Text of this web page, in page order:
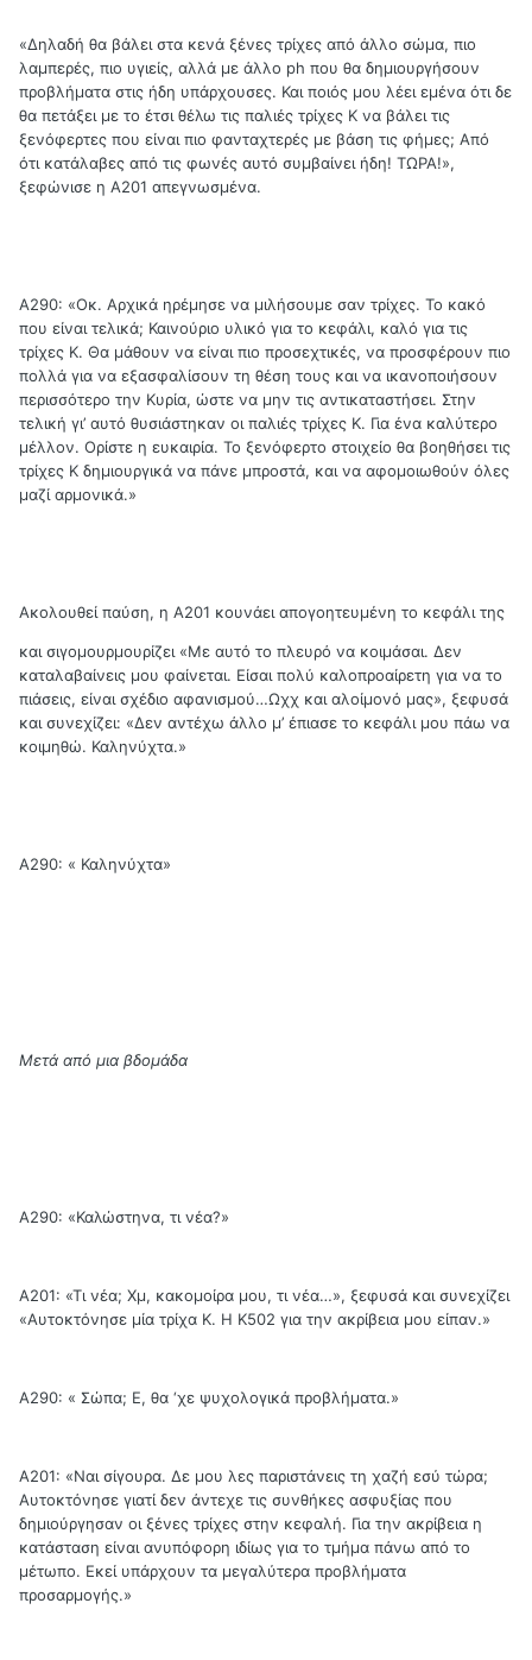
«Δηλαδή θα βάλει στα κενά ξένες τρίχες από άλλο σώμα, πιο
λαμπερές, πιο υγιείς, αλλά με άλλο ph που θα δημιουργήσουν
προβλήματα στις ήδη υπάρχουσες. Και ποιός μου λέει εμένα ότι δε
θα πετάξει με το έτσι θέλω τις παλιές τρίχες Κ να βάλει τις
ξενόφερτες που είναι πιο φανταχτερές με βάση τις φήμες; Από
ότι κατάλαβες από τις φωνές αυτό συμβαίνει ήδη! ΤΩΡΑ!»,
ξεφώνισε η Α201 απεγνωσμένα.
Α290: «Οκ. Αρχικά ηρέμησε να μιλήσουμε σαν τρίχες. Το κακό
που είναι τελικά; Καινούριο υλικό για το κεφάλι, καλό για τις
τρίχες Κ. Θα μάθουν να είναι πιο προσεχτικές, να προσφέρουν πιο
πολλά για να εξασφαλίσουν τη θέση τους και να ικανοποιήσουν
περισσότερο την Κυρία, ώστε να μην τις αντικαταστήσει. Στην
τελική γι’ αυτό θυσιάστηκαν οι παλιές τρίχες Κ. Για ένα καλύτερο
μέλλον. Ορίστε η ευκαιρία. Το ξενόφερτο στοιχείο θα βοηθήσει τις
τρίχες Κ δημιουργικά να πάνε μπροστά, και να αφομοιωθούν όλες
μαζί αρμονικά.»
Ακολουθεί παύση, η Α201 κουνάει απογοητευμένη το κεφάλι της
και σιγομουρμουρίζει «Με αυτό το πλευρό να κοιμάσαι. Δεν
καταλαβαίνεις μου φαίνεται. Είσαι πολύ καλοπροαίρετη για να το
πιάσεις, είναι σχέδιο αφανισμού…Ωχχ και αλοίμονό μας», ξεφυσά
και συνεχίζει: «Δεν αντέχω άλλο μ’ έπιασε το κεφάλι μου πάω να
κοιμηθώ. Καληνύχτα.»
Α290: « Καληνύχτα»
Μετά από μια βδομάδα
Α290: «Καλώστηνα, τι νέα?»
Α201: «Τι νέα; Χμ, κακομοίρα μου, τι νέα…», ξεφυσά και συνεχίζει
«Αυτοκτόνησε μία τρίχα Κ. Η Κ502 για την ακρίβεια μου είπαν.»
Α290: « Σώπα; Ε, θα ‘χε ψυχολογικά προβλήματα.»
Α201: «Ναι σίγουρα. Δε μου λες παριστάνεις τη χαζή εσύ τώρα;
Αυτοκτόνησε γιατί δεν άντεχε τις συνθήκες ασφυξίας που
δημιούργησαν οι ξένες τρίχες στην κεφαλή. Για την ακρίβεια η
κατάσταση είναι ανυπόφορη ιδίως για το τμήμα πάνω από το
μέτωπο. Εκεί υπάρχουν τα μεγαλύτερα προβλήματα
προσαρμογής.»